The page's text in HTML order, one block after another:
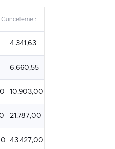
Güncelleme :
4.341,63
6.660,55
10.903,00
21.787,00
43.427,00